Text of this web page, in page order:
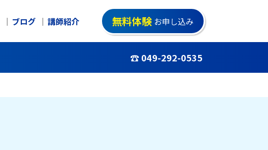
ブログ 講師紹介 無料体験 お申し込み
☎ 049-292-0535